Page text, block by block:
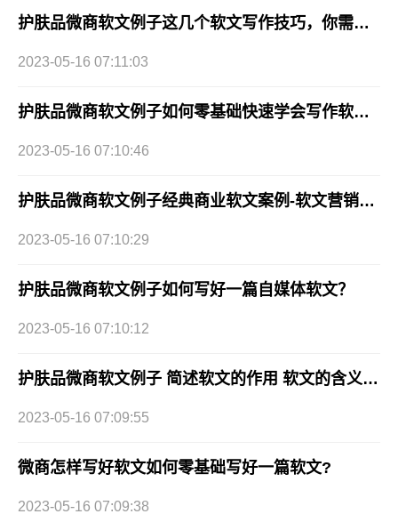
护肤品微商软文例子这几个软文写作技巧，你需要掌握！
2023-05-16 07:11:03
护肤品微商软文例子如何零基础快速学会写作软文？
2023-05-16 07:10:46
护肤品微商软文例子经典商业软文案例-软文营销干货分享
2023-05-16 07:10:29
护肤品微商软文例子如何写好一篇自媒体软文？
2023-05-16 07:10:12
护肤品微商软文例子 简述软文的作用 软文的含义和特点
2023-05-16 07:09:55
微商怎样写好软文如何零基础写好一篇软文?
2023-05-16 07:09:38